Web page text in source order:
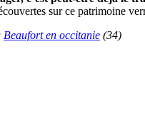
sur ce patrimoine
Beaufort en occitanie (34)